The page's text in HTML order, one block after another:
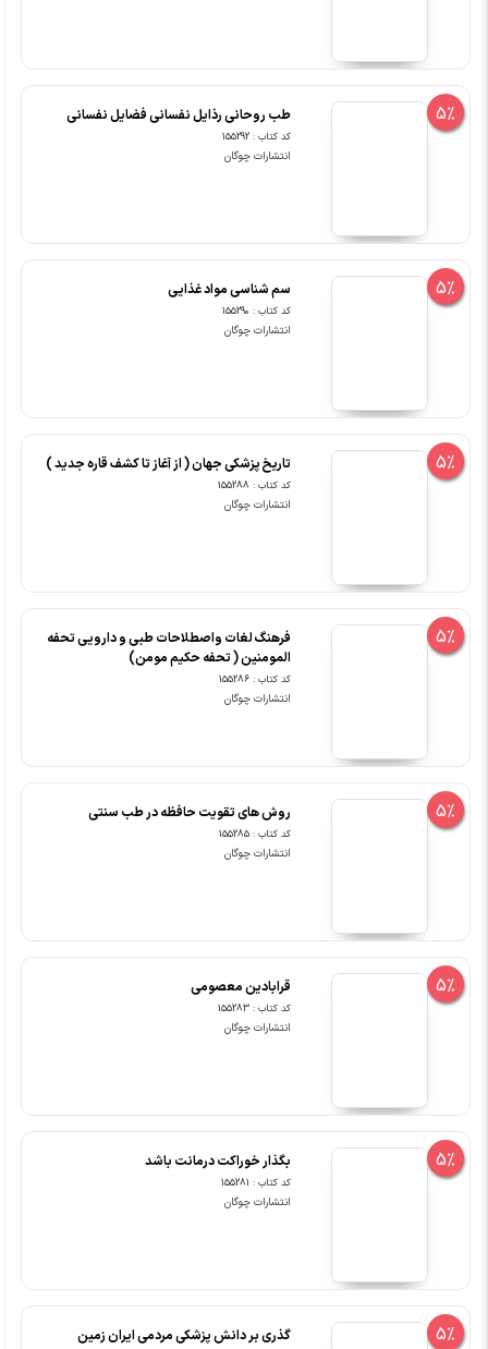
5% طب روحانی رذایل نفسانی فضایل نفسانی
کد کتاب : 155292
انتشارات چوگان
5% سم شناسی مواد غذایی
کد کتاب : 155290
انتشارات چوگان
5% تاریخ پزشکی جهان ( از آغاز تا کشف قاره جدید )
کد کتاب : 155288
انتشارات چوگان
5%
فرهنگ لغات واصطلاحات طبی و دارویی تحفه
المومنین ( تحفه حکیم مومن)
کد کتاب : 155286
انتشارات چوگان
5% روش های تقویت حافظه در طب سنتی
کد کتاب : 155285
انتشارات چوگان
5% قرابادین معصومی
کد کتاب : 155283
انتشارات چوگان
5% بگذار خوراکت درمانت باشد
کد کتاب : 155281
انتشارات چوگان
5% گذری بر دانش پزشکی مردمی ایران زمین